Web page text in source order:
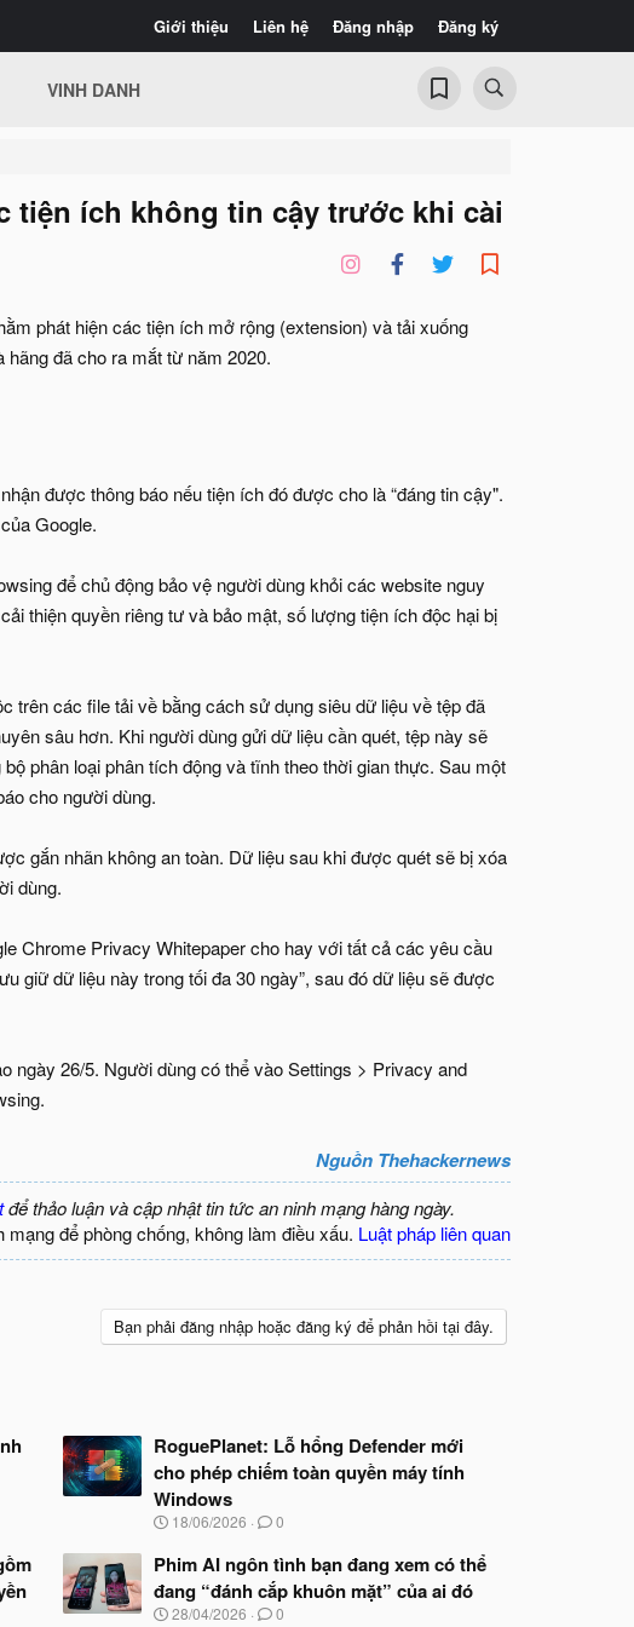
Giới thiệu Liên hệ Đăng nhập Đăng ký
VINH DANH
tiện ích không tin cậy trước khi cài
phát hiện các tiện ích mở rộng (extension) và tải xuống
đã cho ra mắt từ năm 2020.
được thông báo nếu tiện ích đó được cho là “đáng tin cậy".
Google.
để chủ động bảo vệ người dùng khỏi các website nguy
thiện quyền riêng tư và bảo mật, số lượng tiện ích độc hại bị
trên các file tải về bằng cách sử dụng siêu dữ liệu về tệp đã
sâu hơn. Khi người dùng gửi dữ liệu cần quét, tệp này sẽ
phân loại phân tích động và tĩnh theo thời gian thực. Sau một
cho người dùng.
gắn nhãn không an toàn. Dữ liệu sau khi được quét sẽ bị xóa
dùng.
Chrome Privacy Whitepaper cho hay với tất cả các yêu cầu
giữ dữ liệu này trong tối đa 30 ngày”, sau đó dữ liệu sẽ được
ngày 26/5. Người dùng có thể vào Settings > Privacy and
Nguồn Thehackernews
để thảo luận và cập nhật tin tức an ninh mạng hàng ngày.
mạng để phòng chống, không làm điều xấu. Luật pháp liên quan
Bạn phải đăng nhập hoặc đăng ký để phản hồi tại đây.
RoguePlanet: Lỗ hổng Defender mới
cho phép chiếm toàn quyền máy tính
Windows
N
à
y
b
ắ
18/06/2026 0
Phim AI ngôn tình bạn đang xem có thể
đang “đánh cắp khuôn mặt” của ai đó
N
28/04/2026 0